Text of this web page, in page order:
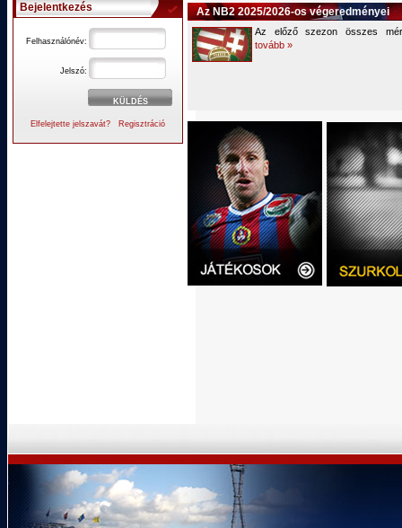
Bejelentkezés
Felhasználónév:
Jelszó:
Elfelejtette jelszavát? Regisztráció
Az NB2 2025/2026-os végeredményei
Az előző szezon összes
tovább »